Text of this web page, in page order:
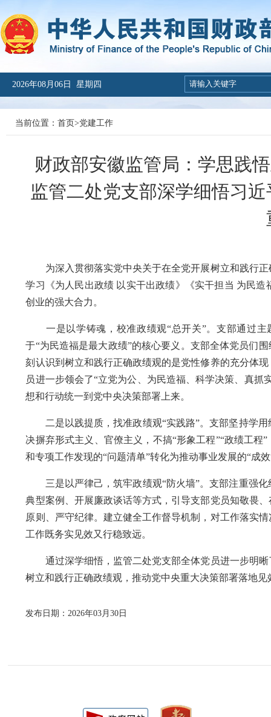
2026年08月06日 星期四
当前位置： 首页>党建工作
财政部安徽监管局：学思践
监管二处党支部深学细悟习
为深入贯彻落实党中央关于在全党开展树立和践行正
学习《为人民出政绩 以实干出政绩》《实干担当 为民
创业的强大合力。
一是以学铸魂，校准政绩观“总开关”。支部通过主
于“为民造福是最大政绩”的核心要义。支部全体党员们
刻认识到树立和践行正确政绩观的是党性修养的充分体
员进一步领会了“立党为公、为民造福、科学决策、真
想和行动统一到党中央决策部署上来。
二是以践提质，找准政绩观“实践路”。支部坚持学用
决摒弃形式主义、官僚主义，不搞“形象工程”“政绩工
和专项工作发现的“问题清单”转化为推动事业发展的“成
三是以严律己，筑牢政绩观“防火墙”。支部注重强化
典型案例、开展廉政谈话等方式，引导支部党员知敬畏
原则、严守纪律。建立健全工作督导机制，对工作落实
工作既务实见效又行稳致远。
通过深学细悟，监管二处党支部全体党员进一步明晰
树立和践行正确政绩观，推动党中央重大决策部署落地见
发布日期：2026年03月30日